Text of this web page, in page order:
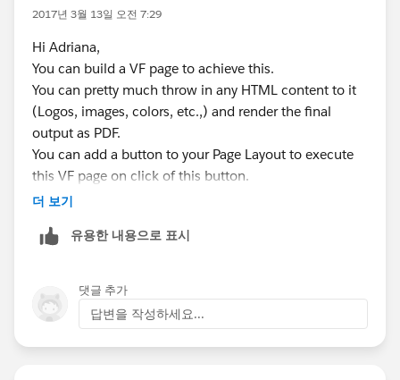
2017년 3월 13일 오전 7:29
Hi Adriana,
You can build a VF page to achieve this.
You can pretty much throw in any HTML content to it
(Logos, images, colors, etc.,) and render the final
output as PDF.
You can add a button to your Page Layout to execute
this VF page on click of this button.
Let me know if you need any more information.
더 보기
유용한 내용으로 표시
댓글 추가
답변을 작성하세요...